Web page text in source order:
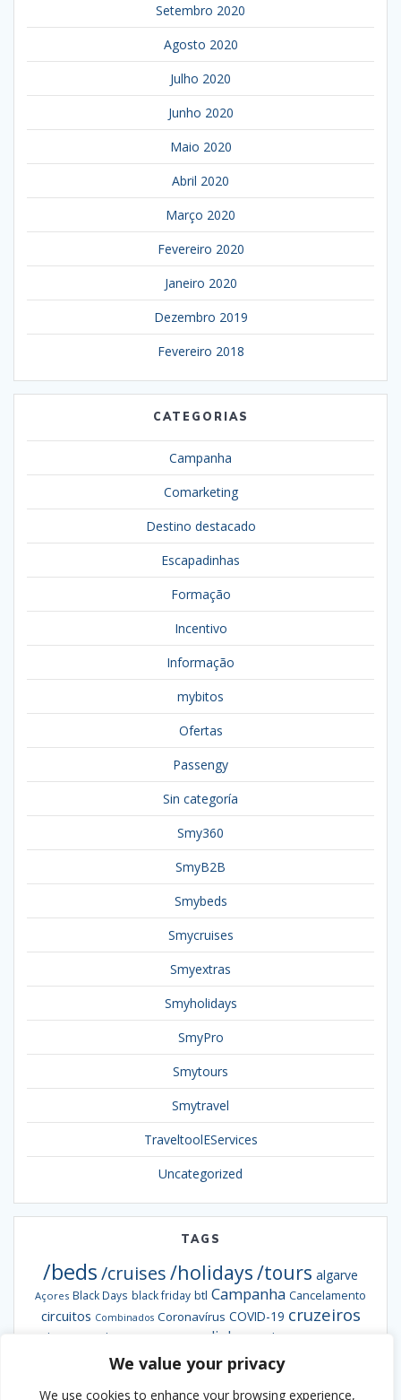
We value your privacy
We use cookies to enhance your browsing experience,
Setembro 2020
Agosto 2020
Julho 2020
Junho 2020
Maio 2020
Abril 2020
Março 2020
Fevereiro 2020
Janeiro 2020
Dezembro 2019
Fevereiro 2018
CATEGORIAS
Campanha
Comarketing
Destino destacado
Escapadinhas
Formação
Incentivo
Informação
mybitos
Ofertas
Passengy
Sin categoría
Smy360
SmyB2B
Smybeds
Smycruises
Smyextras
Smyholidays
SmyPro
Smytours
Smytravel
TraveltoolEServices
Uncategorized
TAGS
/beds/cruises/holidays/tours algarve
Açores Black Days black friday btl Campanha Cancelamento
circuitos Combinados Coronavírus COVID-19 cruzeiros
destaques da semana escapadinhas Exclusiva
grandes viagens hoteis hotel hotéis informação
Ofertas pacotes